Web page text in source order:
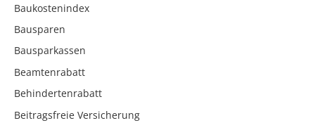
Baukostenindex
Bausparen
Bausparkassen
Beamtenrabatt
Behindertenrabatt
Beitragsfreie Versicherung